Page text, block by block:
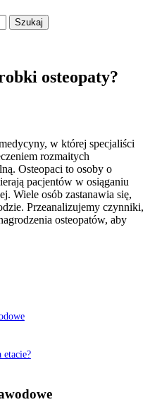
osteopaty?
w której specjaliści
rozmaitych
Osteopaci to osoby o
pacjentów w osiąganiu
Wiele osób zastanawia się,
Przeanalizujemy czynniki,
osteopatów, aby
etacie?